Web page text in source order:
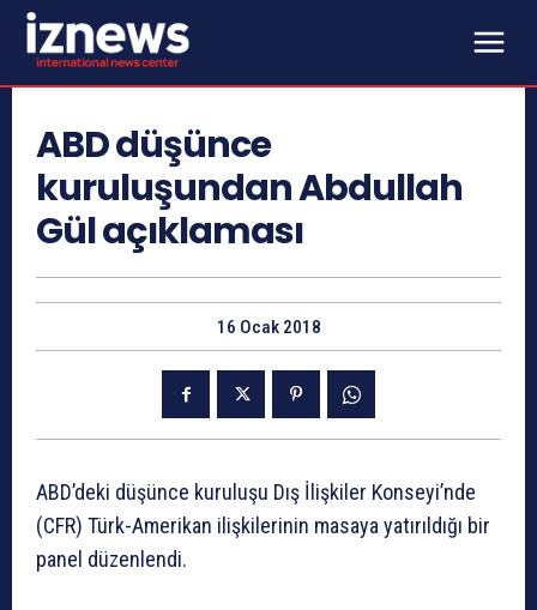
ABD düşünce
kuruluşundan Abdullah
Gül açıklaması
16 Ocak 2018
ABD’deki düşünce kuruluşu Dış İlişkiler Konseyi’nde
(CFR) Türk-Amerikan ilişkilerinin masaya yatırıldığı bir
panel düzenlendi.